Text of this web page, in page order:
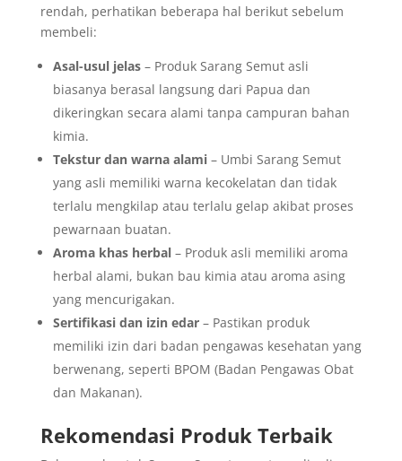
rendah, perhatikan beberapa hal berikut sebelum
membeli:
Asal-usul jelas– Produk Sarang Semut asli
biasanya berasal langsung dari Papua dan
dikeringkan secara alami tanpa campuran bahan
kimia.
Tekstur dan warna alami– Umbi Sarang Semut
yang asli memiliki warna kecokelatan dan tidak
terlalu mengkilap atau terlalu gelap akibat proses
pewarnaan buatan.
Aroma khas herbal– Produk asli memiliki aroma
herbal alami, bukan bau kimia atau aroma asing
yang mencurigakan.
Sertifikasi dan izin edar– Pastikan produk
memiliki izin dari badan pengawas kesehatan yang
berwenang, seperti BPOM (Badan Pengawas Obat
dan Makanan).
Rekomendasi Produk Terbaik